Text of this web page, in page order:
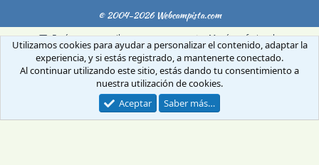
© 2004-2026 Webcampista.com
Envíanos un email
Aviso Legal
Política de privacidad
Menú profesionales
Política de cookies
Utilizamos cookies para ayudar a personalizar el contenido, adaptar la
experiencia, y si estás registrado, a mantenerte conectado.
Al continuar utilizando este sitio, estás dando tu consentimiento a
nuestra utilización de cookies.
Aceptar
Saber más…